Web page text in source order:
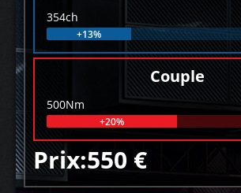
354ch
+13%
Couple
500Nm
+20%
Prix:550 €